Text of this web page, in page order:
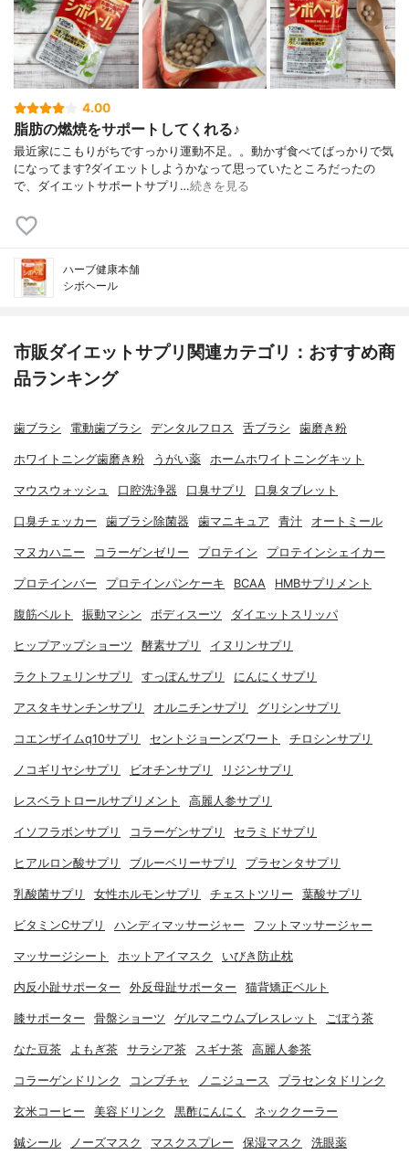
4.00
脂肪の燃焼をサポートしてくれる♪
最近家にこもりがちですっかり運動不足。。動かず食べてばっかりで気
になってます?ダイエットしようかなって思っていたところだったの
で、ダイエットサポートサプリ…続きを見る
ハーブ健康本舗
シボヘール
市販ダイエットサプリ関連カテゴリ：おすすめ商
品ランキング
歯ブラシ 電動歯ブラシ デンタルフロス 舌ブラシ 歯磨き粉
ホワイトニング歯磨き粉 うがい薬 ホームホワイトニングキット
マウスウォッシュ 口腔洗浄器 口臭サプリ 口臭タブレット
口臭チェッカー 歯ブラシ除菌器 歯マニキュア 青汁 オートミール
マヌカハニー コラーゲンゼリー プロテイン プロテインシェイカー
プロテインバー プロテインパンケーキ BCAA HMBサプリメント
腹筋ベルト 振動マシン ボディスーツ ダイエットスリッパ
ヒップアップショーツ 酵素サプリ イヌリンサプリ
ラクトフェリンサプリ すっぽんサプリ にんにくサプリ
アスタキサンチンサプリ オルニチンサプリ グリシンサプリ
コエンザイムq10サプリ セントジョーンズワート チロシンサプリ
ノコギリヤシサプリ ビオチンサプリ リジンサプリ
レスベラトロールサプリメント 高麗人参サプリ
イソフラボンサプリ コラーゲンサプリ セラミドサプリ
ヒアルロン酸サプリ ブルーベリーサプリ プラセンタサプリ
乳酸菌サプリ 女性ホルモンサプリ チェストツリー 葉酸サプリ
ビタミンCサプリ ハンディマッサージャー フットマッサージャー
マッサージシート ホットアイマスク いびき防止枕
内反小趾サポーター 外反母趾サポーター 猫背矯正ベルト
膝サポーター 骨盤ショーツ ゲルマニウムブレスレット ごぼう茶
なた豆茶 よもぎ茶 サラシア茶 スギナ茶 高麗人参茶
コラーゲンドリンク コンブチャ ノニジュース プラセンタドリンク
玄米コーヒー 美容ドリンク 黒酢にんにく ネッククーラー
鍼シール ノーズマスク マスクスプレー 保湿マスク 洗眼薬